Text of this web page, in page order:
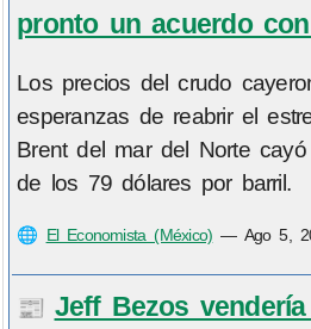
pronto un acuerdo
Los precios del crudo
esperanzas de reabrir el
Brent del mar del Norte
de los 79 dólares por barril.
🌐 El Economista (México) — Ago 5,
📰 Jeff Bezos